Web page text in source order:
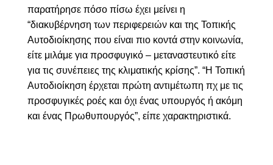
παρατήρησε πόσο πίσω έχει μείνει η
“διακυβέρνηση των περιφερειών και της Τοπικής
Αυτοδιοίκησης που είναι πιο κοντά στην κοινωνία,
είτε μιλάμε για προσφυγικό – μεταναστευτικό είτε
για τις συνέπειες της κλιματικής κρίσης”. “Η Τοπική
Αυτοδιοίκηση έρχεται πρώτη αντιμέτωπη πχ με τις
προσφυγικές ροές και όχι ένας υπουργός ή ακόμη
και ένας Πρωθυπουργός”, είπε χαρακτηριστικά.